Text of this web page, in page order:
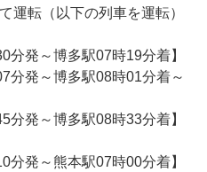
運転（以下の列車を運転）
分発～博多駅07時19分着】
分発～博多駅08時01分着～
分発～博多駅08時33分着】
分発～熊本駅07時00分着】